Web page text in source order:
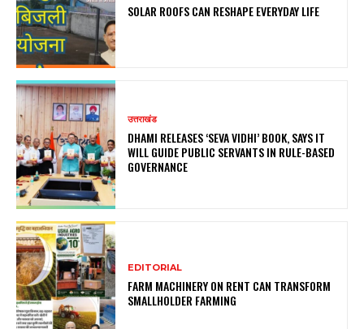
SOLAR ROOFS CAN RESHAPE EVERYDAY LIFE
उत्तराखंड
DHAMI RELEASES ‘SEVA VIDHI’ BOOK, SAYS IT
WILL GUIDE PUBLIC SERVANTS IN RULE-BASED
GOVERNANCE
EDITORIAL
FARM MACHINERY ON RENT CAN TRANSFORM
SMALLHOLDER FARMING